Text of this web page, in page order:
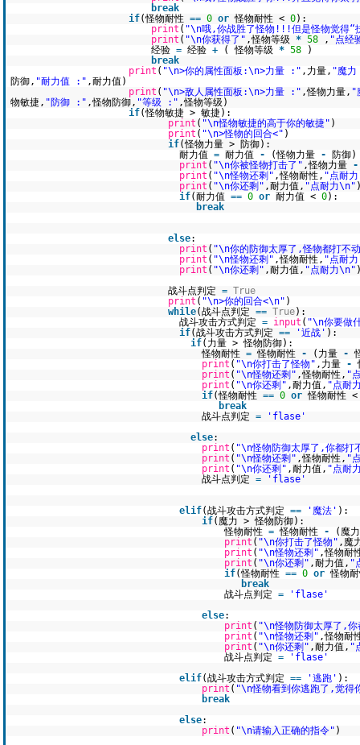
break
if(怪物耐性 == 0 or 怪物耐性 < 0):
print ( "\n哦,你战胜了怪物!!!但是怪物觉得“
print ( "\n你获得了" ,怪物等级 * 58 , "点
经验 = 经验 + ( 怪物等级 * 58
)
break
print ( "\n>你的属性面板:\n>力量 :" ,力量, "魔
防御, "耐力值 :" ,耐力值)
print ( "\n>敌人属性面板:\n>力量 :" ,怪物力量, "
物敏捷, "防御 :" ,怪物防御, "等级 :" ,怪物等级)
if(怪物敏捷 > 敏捷):
print ( "\n怪物敏捷的高于你的敏捷" )
print ( "\n>怪物的回合<" )
if(怪物力量 > 防御):
耐力值 = 耐力值 - (怪物力量 -
防御)
print ( "\n你被怪物打击了" ,怪物力量 -
print ( "\n怪物还剩" ,怪物耐性, "点耐
print ( "\n你还剩" ,耐力值, "点耐力\n"
if(耐力值 == 0 or 耐力值 < 0):
break
else:
print ( "\n你的防御太厚了,怪物都打不
print ( "\n怪物还剩" ,怪物耐性, "点耐
print ( "\n你还剩" ,耐力值, "点耐力\n"
战斗点判定 = True
print ( "\n>你的回合<\n" )
while(战斗点判定 == True):
战斗攻击方式判定 = input ( "\n你要做
if(战斗攻击方式判定 == '近战' ):
if(力量 > 怪物防御):
怪物耐性 = 怪物耐性 - (力量 -
print ( "\n你打击了怪物" ,力量 -
print ( "\n怪物还剩" ,怪物耐性, "
print ( "\n你还剩" ,耐力值, "点耐
if(怪物耐性 == 0 or 怪物耐性
break
战斗点判定 =
'flase'
else:
print ( "\n怪物防御太厚了,你都打
print ( "\n怪物还剩" ,怪物耐性, "
print ( "\n你还剩" ,耐力值, "点耐
战斗点判定 = 'flase'
elif(战斗攻击方式判定 == '魔法' ):
if(魔力 > 怪物防御):
怪物耐性 = 怪物耐性 -
(魔
print ( "\n你打击了怪物" ,魔
print ( "\n怪物还剩" ,怪物耐
print ( "\n你还剩" ,耐力值, "
if(怪物耐性 == 0 or 怪物
break
战斗点判定 =
'flase'
else:
print ( "\n怪物防御太厚了,你
print ( "\n怪物还剩" ,怪物耐
print ( "\n你还剩" ,耐力值, "
战斗点判定 =
'flase'
elif(战斗攻击方式判定 == '逃跑' ):
print ( "\n怪物看到你逃跑了,觉得
break
else:
print ( "\n请输入正确的指令" )